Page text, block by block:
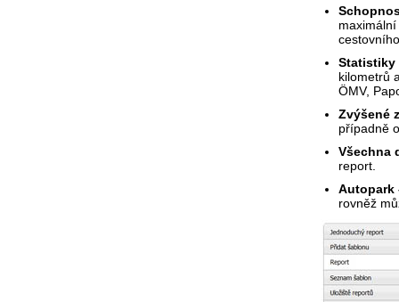
Statistiky
kilometrů
ÖMV,
Zvýšené
případně
Všechna
report.
Autopark
rovněž